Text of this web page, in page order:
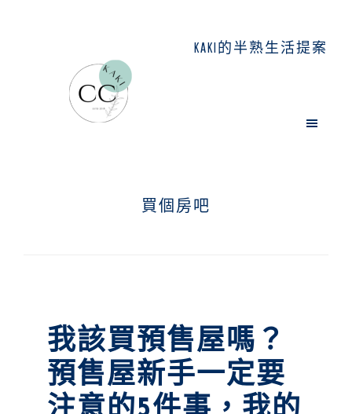
KAKI的半熟生活提案
買個房吧
我該買預售屋嗎？
預售屋新手一定要